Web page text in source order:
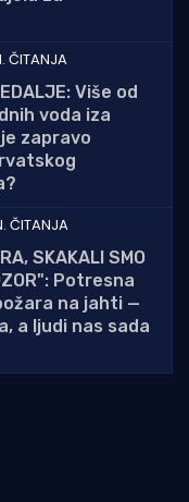
ČITANJA
Više od
voda iza
zapravo
ČITANJA
SKAKALI SMO
Potresna
na jahti —
a ljudi nas sada